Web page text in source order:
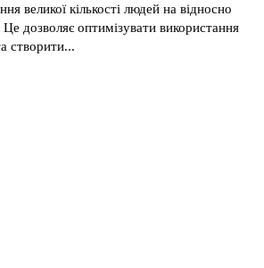
великої кількості людей на відносно
Це дозволяє оптимізувати використання
створити...